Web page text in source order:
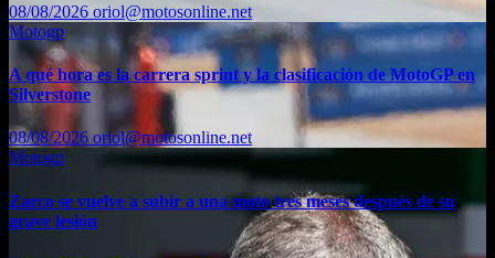
08/08/2026 oriol@motosonline.net
Motogp
A qué hora es la carrera sprint y la clasificación de MotoGP en
Silverstone
08/08/2026 oriol@motosonline.net
Motogp
Zarco se vuelve a subir a una moto tres meses después de su
grave lesión